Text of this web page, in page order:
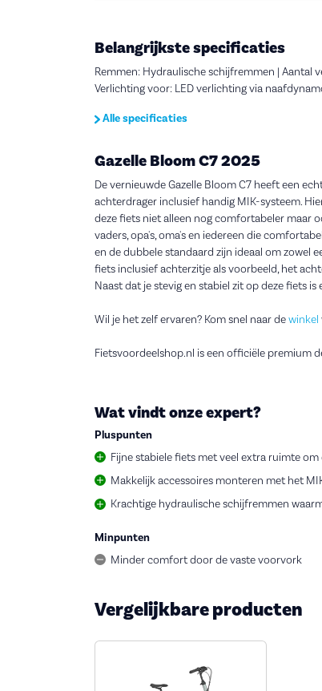
Belangrijkste specificaties
Remmen: Hydraulische schijfremmen | Aantal
Verlichting voor: LED verlichting via
Alle specificaties
Gazelle Bloom C7 2025
De vernieuwde Gazelle Bloom C7 heeft een
achterdrager inclusief handig MIK-systeem.
deze fiets niet alleen nog comfortabeler maar
vaders, opa's, oma's en iedereen die
en de dubbele standaard zijn ideaal om zowel
fiets inclusief achterzitje als voorbeeld, het
Naast dat je stevig en stabiel zit op deze fiets
Wil je het zelf ervaren? Kom snel naar dewinkel
Fietsvoordeelshop.nl is een officiële premium
Wat vindt onze expert?
Pluspunten
Fijne stabiele fiets met veel extra ruimte
Makkelijk accessoires monteren met het
Krachtige hydraulische schijfremmen
Minpunten
Minder comfort door de vaste voorvork
Vergelijkbare producten